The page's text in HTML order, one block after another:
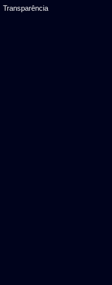
Transparência